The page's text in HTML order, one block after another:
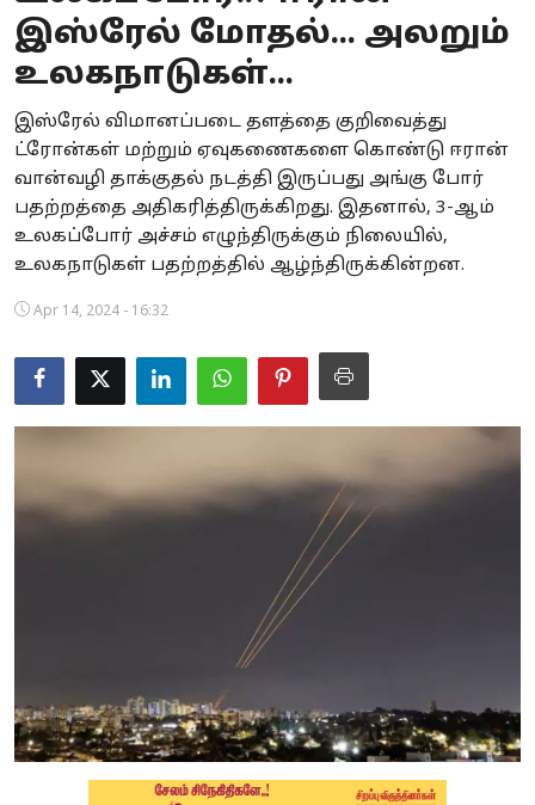
Business
Crime
Tamilnadu
National
World
Astrology
Spirituality
Weather
இஸ்ரேல் மோதல்... அலறும்
உலகநாடுகள்...
இஸ்ரேல் விமானப்படை தளத்தை குறிவைத்து
ட்ரோன்கள் மற்றும் ஏவுகணைகளை கொண்டு ஈரான்
வான்வழி தாக்குதல் நடத்தி இருப்பது அங்கு போர்
பதற்றத்தை அதிகரித்திருக்கிறது. இதனால், 3-ஆம்
உலகப்போர் அச்சம் எழுந்திருக்கும் நிலையில்,
உலகநாடுகள் பதற்றத்தில் ஆழ்ந்திருக்கின்றன.
Apr 14, 2024 - 16:32